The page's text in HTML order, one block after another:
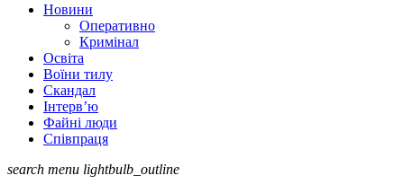
Новини
Оперативно
Кримінал
Освіта
Воїни тилу
Скандал
Інтерв’ю
Файні люди
Співпраця
search menu lightbulb_outline